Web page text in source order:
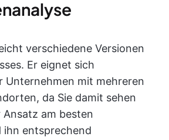
verschiedene Versionen
Er eignet sich
Unternehmen mit mehreren
da Sie damit sehen
am besten
entsprechend